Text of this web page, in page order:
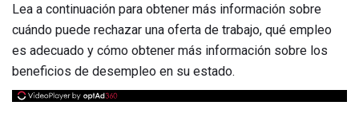
Lea a continuación para obtener más información sobre
cuándo puede rechazar una oferta de trabajo, qué empleo
es adecuado y cómo obtener más información sobre los
beneficios de desempleo en su estado.